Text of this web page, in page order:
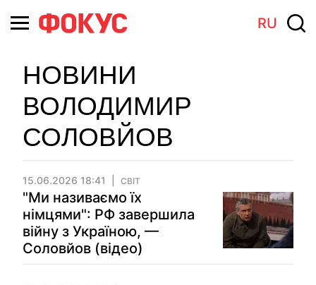
RU
НОВИНИ
ВОЛОДИМИР
СОЛОВЙОВ
15.06.2026 18:41 СВІТ
"Ми називаємо їх
німцями": РФ завершила
війну з Україною, —
Соловйов (відео)